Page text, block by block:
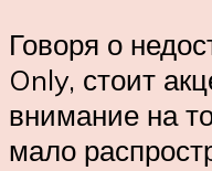
Говоря о
Only, стоит
внимание на
мало